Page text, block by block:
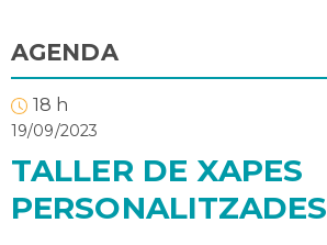
AGENDA
18 h
19/09/2023
TALLER DE XAPES
PERSONALITZADES